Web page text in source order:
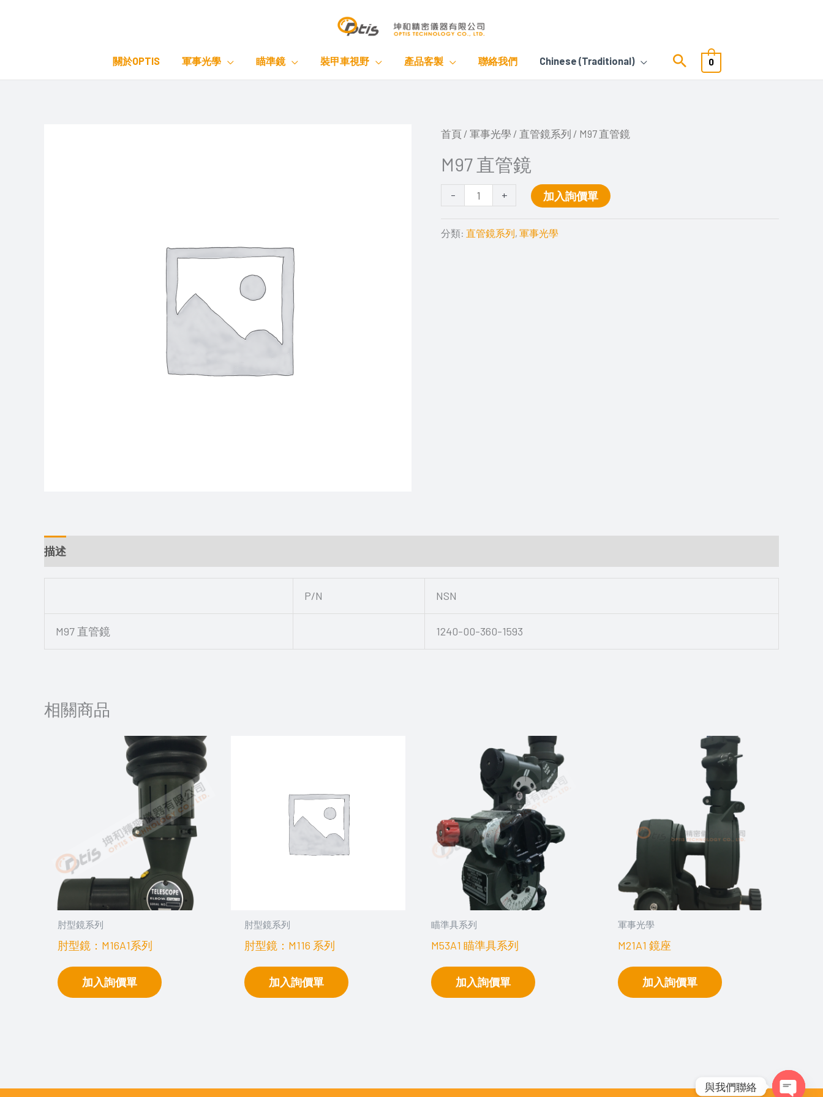
關於OPTIS 軍事光學 瞄準鏡 裝甲車視野 產品客製 聯絡我們 Chinese (Traditional) 0
首頁 / 軍事光學 / 直管鏡系列 / M97 直管鏡
M97 直管鏡
-
M97
管
量
+ 加入詢價單
分類: 直管鏡系列, 軍事光學
描述
P/N NSN
M97 直管鏡 1240-00-360-1593
相關商品
肘型鏡系列
肘型鏡：M16A1系列
加入詢價單
肘型鏡系列
肘型鏡：M116 系列
加入詢價單
瞄準具系列
M53A1 瞄準具系列
加入詢價單
軍事光學
M21A1 鏡座
加入詢價單
與我們聯絡